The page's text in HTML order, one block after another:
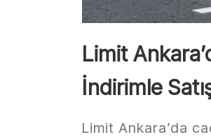
Limit
İndirimle
Limit Ankara’da